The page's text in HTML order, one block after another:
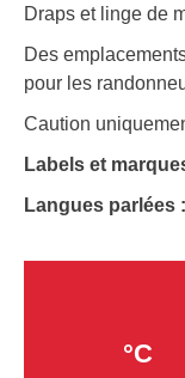
Draps et linge de
Des
pour les
Caution
Labels et
Langues parlées :